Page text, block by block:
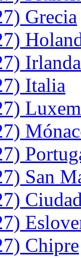
Grecia
Irlanda
Italia
San
Chipre